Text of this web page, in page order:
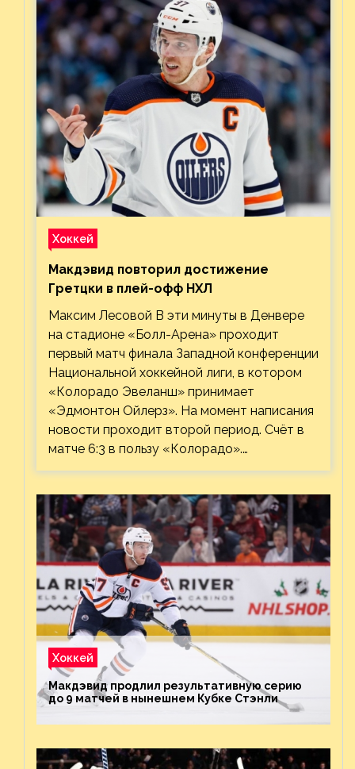
Хоккей
Макдэвид повторил достижение
Гретцки в плей-офф НХЛ
Максим Лесовой В эти минуты в Денвере
на стадионе «Болл-Арена» проходит
первый матч финала Западной конференции
Национальной хоккейной лиги, в котором
«Колорадо Эвеланш» принимает
«Эдмонтон Ойлерз». На момент написания
новости проходит второй период. Счёт в
матче 6:3 в пользу «Колорадо».…
Хоккей
Макдэвид продлил результативную серию
до 9 матчей в нынешнем Кубке Стэнли